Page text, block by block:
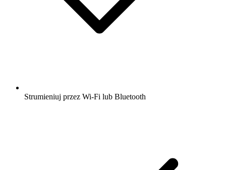
Strumieniuj przez Wi-Fi lub Bluetooth